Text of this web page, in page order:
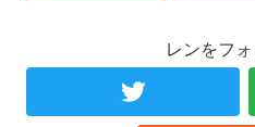
レンをフ